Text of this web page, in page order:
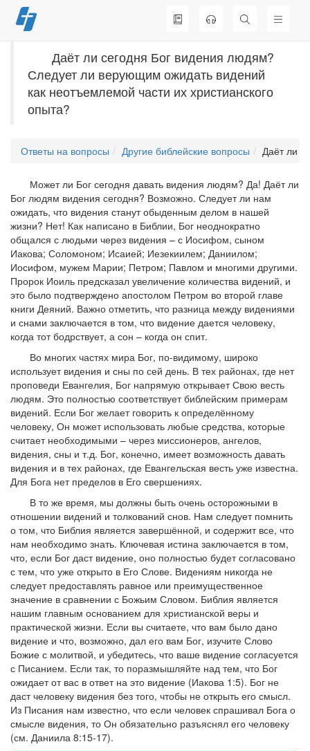
Перейти
к
Даёт ли сегодня Бог видения людям?
Следует ли верующим ожидать видений
как неотъемлемой части их христианского
опыта?
Ответы на вопросы Другие библейские вопросы Даёт ли
Может ли Бог сегодня давать видения людям? Да! Даёт ли
Бог людям видения сегодня? Возможно. Следует ли нам
ожидать, что видения станут обыденным делом в нашей
жизни? Нет! Как написано в Библии, Бог неоднократно
общался с людьми через видения – с Иосифом, сыном
Иакова; Соломоном; Исаией; Иезекиилем; Даниилом;
Иосифом, мужем Марии; Петром; Павлом и многими другими.
Пророк Иоиль предсказал увеличение количества видений, и
это было подтверждено апостолом Петром во второй главе
книги Деяний. Важно отметить, что разница между видениями
и снами заключается в том, что видение дается человеку,
когда тот бодрствует, а сон – когда он спит.
Во многих частях мира Бог, по-видимому, широко
использует видения и сны по сей день. В тех районах, где нет
проповеди Евангелия, Бог напрямую открывает Свою весть
людям. Это полностью соответствует библейским примерам
видений. Если Бог желает говорить к определённому
человеку, Он может использовать любые средства, которые
считает необходимыми – через миссионеров, ангелов,
видения, сны и т.д. Бог, конечно, имеет возможность давать
видения и в тех районах, где Евангельская весть уже известна.
Для Бога нет пределов в Его свершениях.
В то же время, мы должны быть очень осторожными в
отношении видений и толкований снов. Нам следует помнить
о том, что Библия является завершённой, и содержит все, что
нам необходимо знать. Ключевая истина заключается в том,
что, если Бог даст видение, оно полностью будет согласовано
с тем, что уже открыто в Его Слове. Видениям никогда не
следует предоставлять равное или преимущественное
значение в сравнении с Божьим Словом. Библия является
нашим главным основанием для христианской веры и
практической жизни. Если вы считаете, что вам было дано
видение и что, возможно, дал его вам Бог, изучите Слово
Божие с молитвой, и убедитесь, что ваше видение согласуется
с Писанием. Если так, то поразмышляйте над тем, что Бог
ожидает от вас в ответ на это видение (Иакова 1:5). Бог не
даст человеку видения без того, чтобы не открыть его смысл.
Из Писания нам известно, что если человек спрашивал Бога о
смысле видения, то Он обязательно разъяснял его человеку
(см. Даниила 8:15-17).